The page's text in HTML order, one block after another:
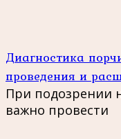
Диагностика
проведения и
При подозрении
важно провести